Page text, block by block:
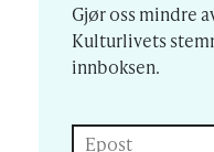
Gjør oss mindre
Kulturlivets
innboksen.
Epost